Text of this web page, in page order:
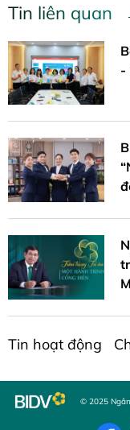
Tin liên quan
-
Tin hoạt động
© 2025